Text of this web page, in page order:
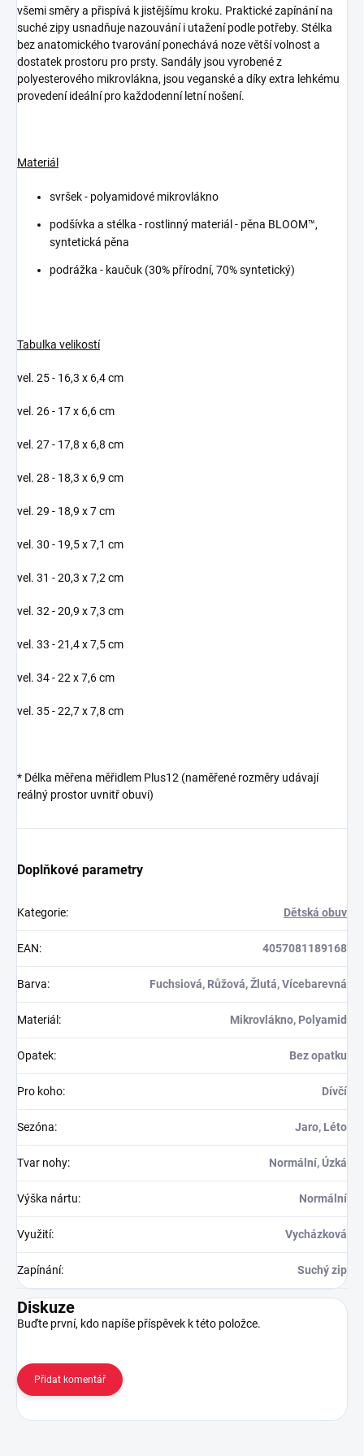
všemi směry a přispívá k jistějšímu kroku. Praktické zapínání na
suché zipy usnadňuje nazouvání i utažení podle potřeby. Stélka
bez anatomického tvarování ponechává noze větší volnost a
dostatek prostoru pro prsty. Sandály jsou vyrobené z
polyesterového mikrovlákna, jsou veganské a díky extra lehkému
provedení ideální pro každodenní letní nošení.
Materiál
svršek - polyamidové mikrovlákno
podšívka a stélka - rostlinný materiál - pěna BLOOM™,
syntetická pěna
podrážka - kaučuk (30% přírodní, 70% syntetický)
Tabulka velikostí
vel. 25 - 16,3 x 6,4 cm
vel. 26 - 17 x 6,6 cm
vel. 27 - 17,8 x 6,8 cm
vel. 28 - 18,3 x 6,9 cm
vel. 29 - 18,9 x 7 cm
vel. 30 - 19,5 x 7,1 cm
vel. 31 - 20,3 x 7,2 cm
vel. 32 - 20,9 x 7,3 cm
vel. 33 - 21,4 x 7,5 cm
vel. 34 - 22 x 7,6 cm
vel. 35 - 22,7 x 7,8 cm
* Délka měřena měřidlem Plus12 (naměřené rozměry udávají
reálný prostor uvnitř obuvi)
Doplňkové parametry
Kategorie: Dětská obuv
EAN: 4057081189168
Barva: Fuchsiová, Růžová, Žlutá, Vícebarevná
Materiál : Mikrovlákno, Polyamid
Opatek: Bez opatku
Pro koho: Dívčí
Sezóna: Jaro, Léto
Tvar nohy: Normální, Úzká
Výška nártu: Normální
Využití: Vycházková
Zapínání: Suchý zip
Diskuze
Buďte první, kdo napíše příspěvek k této položce.
Přidat komentář